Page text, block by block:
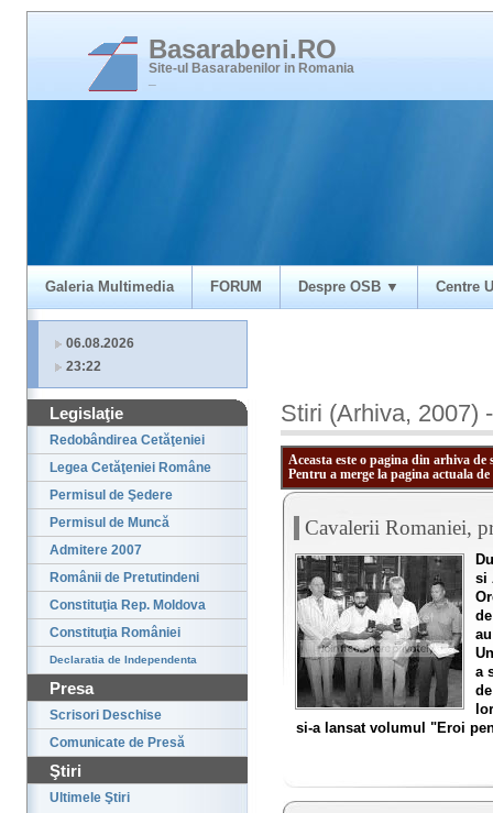
Basarabeni.RO
Site-ul Basarabenilor in Romania
Galeria Multimedia FORUM Despre OSB ▼ Centre
06.08.2026
23:22
Legislaţie
Redobândirea Cetăţeniei
Legea Cetăţeniei Române
Permisul de Şedere
Permisul de Muncă
Admitere 2007
Românii de Pretutindeni
Constituţia Rep. Moldova
Constituţia României
Declaratia de Independenta
Presa
Scrisori Deschise
Comunicate de Presă
Ştiri
Ultimele Ştiri
Stiri (Arhiva, 2007)
Aceasta este o pagina din arhiva
Pentru a merge la pagina actuala
Cavalerii Romaniei,
si
a
si-a lansat volumul "Eroi